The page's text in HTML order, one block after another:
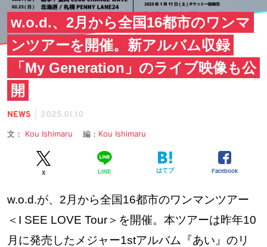
w.o.d.、2月から全国16都市のワンマ
ンツアーを開催。新アルバム収録
「My Generation」のライブ映像も公
開
NEWS 2025.01.10
文： Kou Ishimaru 編： Kou Ishimaru
X LINE はてブ Facebook
w.o.d.が、2月から全国16都市のワンマンツアー
＜I SEE LOVE Tour＞を開催。本ツアーは昨年10
月に発売したメジャー1stアルバム『あい』のリ